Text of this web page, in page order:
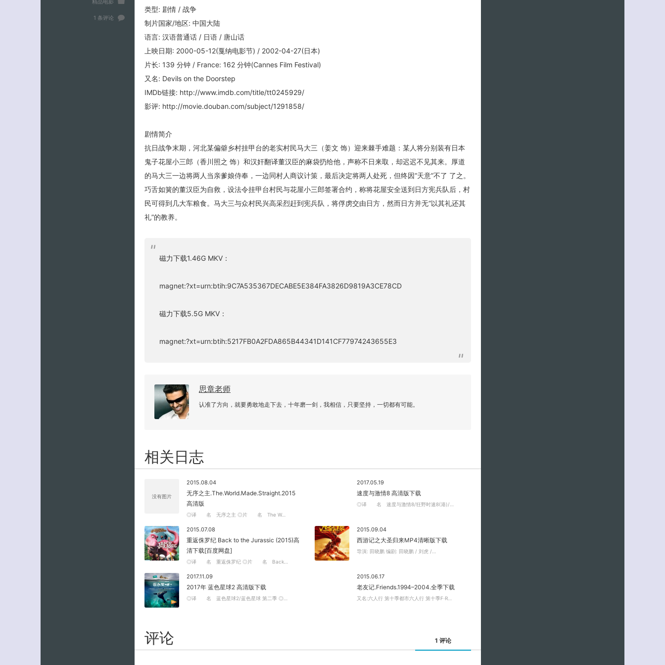
1 条评论
类型: 剧情 / 战争
制片国家/地区: 中国大陆
语言: 汉语普通话 / 日语 / 唐山话
上映日期: 2000-05-12(戛纳电影节) / 2002-04-27(日本)
片长: 139 分钟 / France: 162 分钟(Cannes Film Festival)
又名: Devils on the Doorstep
IMDb链接: http://www.imdb.com/title/tt0245929/
影评: http://movie.douban.com/subject/1291858/
剧情简介
抗日战争末期，河北某偏僻乡村挂甲台的老实村民马大三（姜文 饰）迎来棘手难题：某人将分别装有日本
鬼子花屋小三郎（香川照之 饰）和汉奸翻译董汉臣的麻袋扔给他，声称不日来取，却迟迟不见其来。厚道
的马大三一边将两人当亲爹娘侍奉，一边同村人商议计策，最后决定将两人处死，但终因“天意”不了 了之。
巧舌如簧的董汉臣为自救，设法令挂甲台村民与花屋小三郎签署合约，称将花屋安全送到日方宪兵队后，村
民可得到几大车粮食。马大三与众村民兴高采烈赶到宪兵队，将俘虏交由日方，然而日方并无“以其礼还其
礼”的教养。
磁力下载1.46G MKV：
magnet:?xt=urn:btih:9C7A535367DECABE5E384FA3826D9819A3CE78CD
磁力下载5.5G MKV：
magnet:?xt=urn:btih:5217FB0A2FDA865B44341D141CF77974243655E3
思章老师
认准了方向，就要勇敢地走下去，十年磨一剑，我相信，只要坚持，一切都有可能。
相关日志
没有图片
2015.08.04
无序之主.The.World.Made.Straight.2015
高清版
◎译 名 无序之主 ◎片 名 The W…
2017.05.19
速度与激情8 高清版下载
◎译 名 速度与激情8/狂野时速8(港)/…
2015.07.08
重返侏罗纪 Back to the Jurassic (2015)高
清下载[百度网盘]
◎译 名 重返侏罗纪 ◎片 名 Back…
2015.09.04
西游记之大圣归来MP4清晰版下载
导演: 田晓鹏 编剧: 田晓鹏 / 刘虎 /…
2017.11.09
2017年 蓝色星球2 高清版下载
◎译 名 蓝色星球2/蓝色星球 第二季 ◎…
2015.06.17
老友记.Friends.1994–2004.全季下载
又名:六人行 第十季都市六人行 第十季F·R…
评论 1 评论